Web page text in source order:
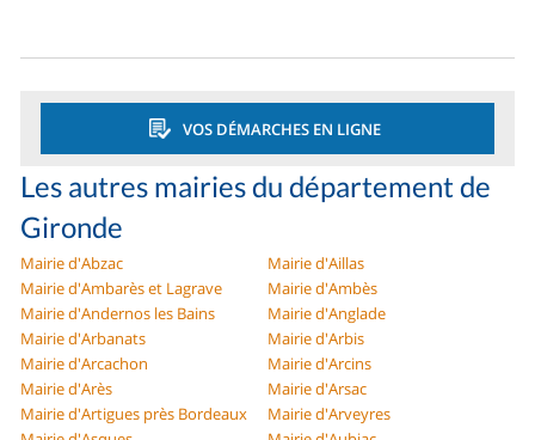
VOS DÉMARCHES EN LIGNE
Les autres mairies du département de
Gironde
Mairie d'Abzac
Mairie d'Aillas
Mairie d'Ambarès et Lagrave
Mairie d'Ambès
Mairie d'Andernos les Bains
Mairie d'Anglade
Mairie d'Arbanats
Mairie d'Arbis
Mairie d'Arcachon
Mairie d'Arcins
Mairie d'Arès
Mairie d'Arsac
Mairie d'Artigues près Bordeaux
Mairie d'Arveyres